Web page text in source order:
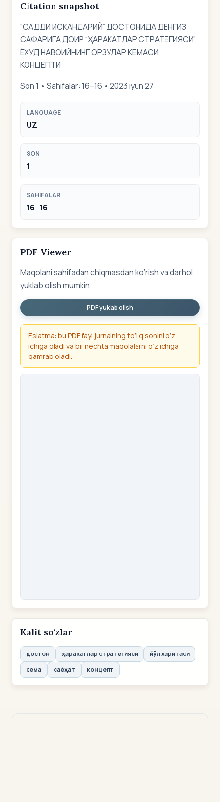
Citation snapshot
“CАДДИ ИСКАНДАРИЙ” ДОСТОНИДА ДЕНГИЗ
САФАРИГА ДОИР “ҲАРАКАТЛАР СТРАТЕГИЯСИ”
ЁХУД НАВОИЙНИНГ ОРЗУЛАР КЕМАСИ
КОНЦЕПТИ
Son 1 • Sahifalar: 16–16 • 2023 iyun 27
LANGUAGE
UZ
SON
1
SAHIFALAR
16–16
PDF Viewer
Maqolani sahifadan chiqmasdan ko‘rish va darhol
yuklab olish mumkin.
PDF yuklab olish
Eslatma: bu PDF fayl jurnalning to‘liq sonini o‘z
ichiga oladi va bir nechta maqolalarni o‘z ichiga
qamrab oladi.
Kalit so‘zlar
достон ҳаракатлар стратегияси
йўл харитаси
кема
саѐҳат концепт